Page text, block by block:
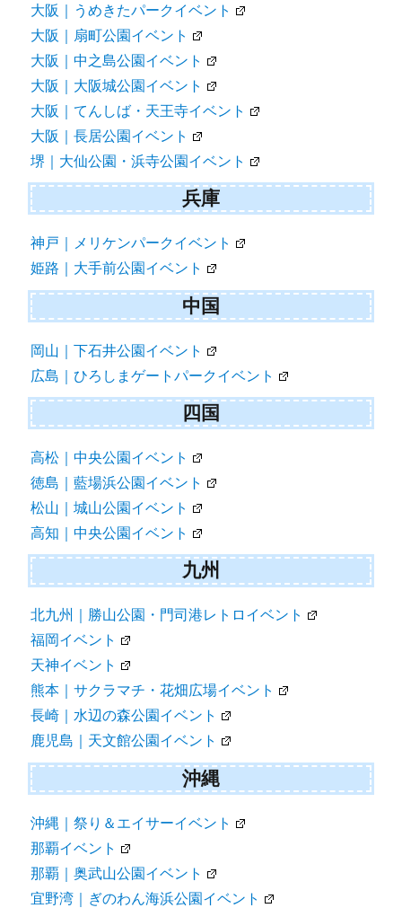
大阪｜うめきたパークイベント
大阪｜扇町公園イベント
大阪｜中之島公園イベント
大阪｜大阪城公園イベント
大阪｜てんしば・天王寺イベント
大阪｜長居公園イベント
堺｜大仙公園・浜寺公園イベント
兵庫
神戸｜メリケンパークイベント
姫路｜大手前公園イベント
中国
岡山｜下石井公園イベント
広島｜ひろしまゲートパークイベント
四国
高松｜中央公園イベント
徳島｜藍場浜公園イベント
松山｜城山公園イベント
高知｜中央公園イベント
九州
北九州｜勝山公園・門司港レトロイベント
福岡イベント
天神イベント
熊本｜サクラマチ・花畑広場イベント
長崎｜水辺の森公園イベント
鹿児島｜天文館公園イベント
沖縄
沖縄｜祭り＆エイサーイベント
那覇イベント
那覇｜奥武山公園イベント
宜野湾｜ぎのわん海浜公園イベント